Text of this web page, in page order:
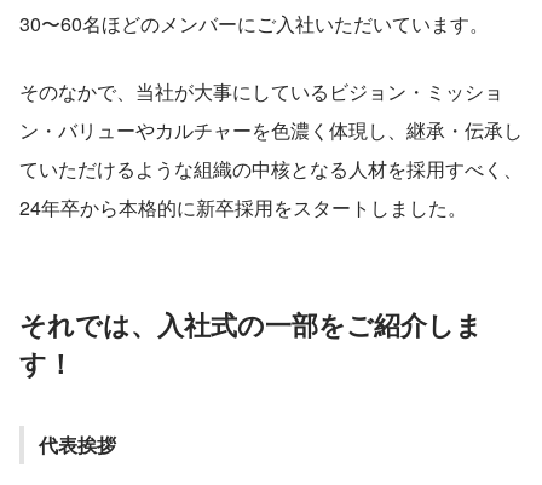
30〜60名ほどのメンバーにご入社いただいています。
そのなかで、当社が大事にしているビジョン・ミッショ
ン・バリューやカルチャーを色濃く体現し、継承・伝承し
ていただけるような組織の中核となる人材を採用すべく、
24年卒から本格的に新卒採用をスタートしました。
それでは、入社式の一部をご紹介しま
す！
代表挨拶